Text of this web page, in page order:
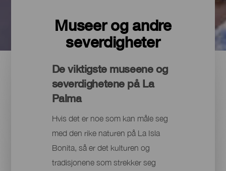
Museer og andre
severdigheter
De viktigste museene og
severdighetene på La
Palma
Hvis det er noe som kan måle seg
med den rike naturen på La Isla
Bonita, så er det kulturen og
tradisjonene som strekker seg